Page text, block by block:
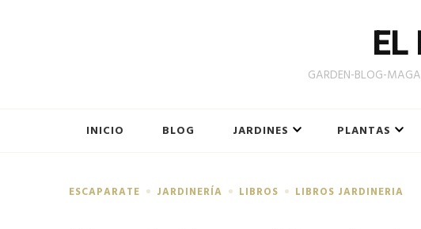
GARDEN-BLOG-
INICIO BLOG JARDINES PLANTAS
ESCAPARATE JARDINERÍA LIBROS LIBROS JARDINERIA